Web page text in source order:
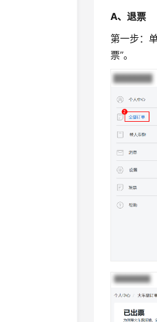
A、退票
第一步：
票”。